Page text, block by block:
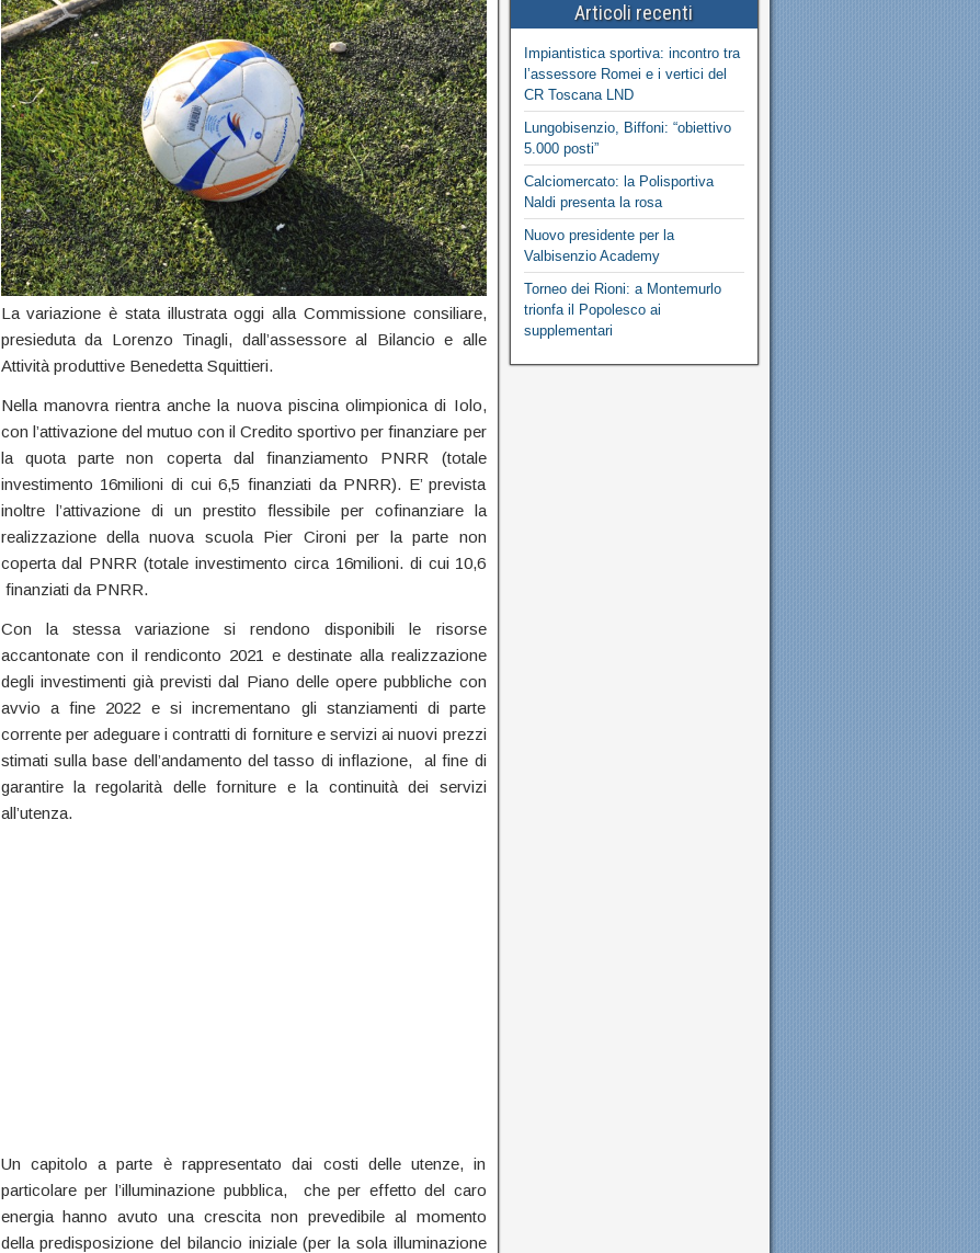
La variazione è stata illustrata oggi alla Commissione consiliare,
presieduta da Lorenzo Tinagli, dall’assessore al Bilancio e alle
Attività produttive Benedetta Squittieri.
Nella manovra rientra anche la nuova piscina olimpionica di Iolo,
con l’attivazione del mutuo con il Credito sportivo per finanziare per
la quota parte non coperta dal finanziamento PNRR (totale
investimento 16milioni di cui 6,5 finanziati da PNRR). E’ prevista
inoltre l’attivazione di un prestito flessibile per cofinanziare la
realizzazione della nuova scuola Pier Cironi per la parte non
coperta dal PNRR (totale investimento circa 16milioni. di cui 10,6
finanziati da PNRR.
Con la stessa variazione si rendono disponibili le risorse
accantonate con il rendiconto 2021 e destinate alla realizzazione
degli investimenti già previsti dal Piano delle opere pubbliche con
avvio a fine 2022 e si incrementano gli stanziamenti di parte
corrente per adeguare i contratti di forniture e servizi ai nuovi prezzi
stimati sulla base dell’andamento del tasso di inflazione, al fine di
garantire la regolarità delle forniture e la continuità dei servizi
all’utenza.
Un capitolo a parte è rappresentato dai costi delle utenze, in
particolare per l’illuminazione pubblica, che per effetto del caro
energia hanno avuto una crescita non prevedibile al momento
della predisposizione del bilancio iniziale (per la sola illuminazione
Articoli recenti
Impiantistica sportiva: incontro tra
l’assessore Romei e i vertici del
CR Toscana LND
Lungobisenzio, Biffoni: “obiettivo
5.000 posti”
Calciomercato: la Polisportiva
Naldi presenta la rosa
Nuovo presidente per la
Valbisenzio Academy
Torneo dei Rioni: a Montemurlo
trionfa il Popolesco ai
supplementari